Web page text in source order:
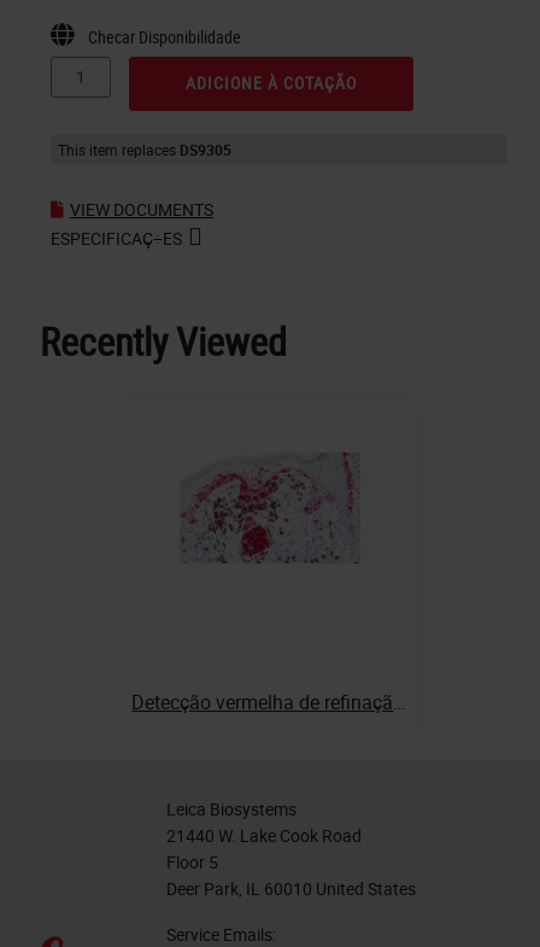
Checar Disponibilidade
ADICIONE À COTAÇÃO
This item replaces DS9305
VIEW DOCUMENTS
ESPECIFICAÇ÷ES
Recently Viewed
Detecção vermelha de refinação de polímero Bond
Leica Biosystems
21440 W. Lake Cook Road
Floor 5
Deer Park, IL 60010 United States
Service Emails: